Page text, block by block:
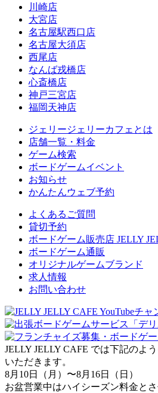
川崎店
大宮店
名古屋駅西口店
名古屋大須店
西尾店
なんば戎橋店
心斎橋店
神戸三宮店
福岡天神店
ジェリージェリーカフェとは
店舗一覧・料金
ゲーム検索
ボードゲームイベント
お知らせ
かんたんウェブ予約
よくあるご質問
貸切予約
ボードゲーム販売店 JELLY
ボードゲーム通販
オリジナルゲームブランド
求人情報
お問い合わせ
JELLY JELLY CAFE では下記のよ
いただきます。
8月10日（月）〜8月16日（日）
お盆営業中はハイシーズン料金とさ